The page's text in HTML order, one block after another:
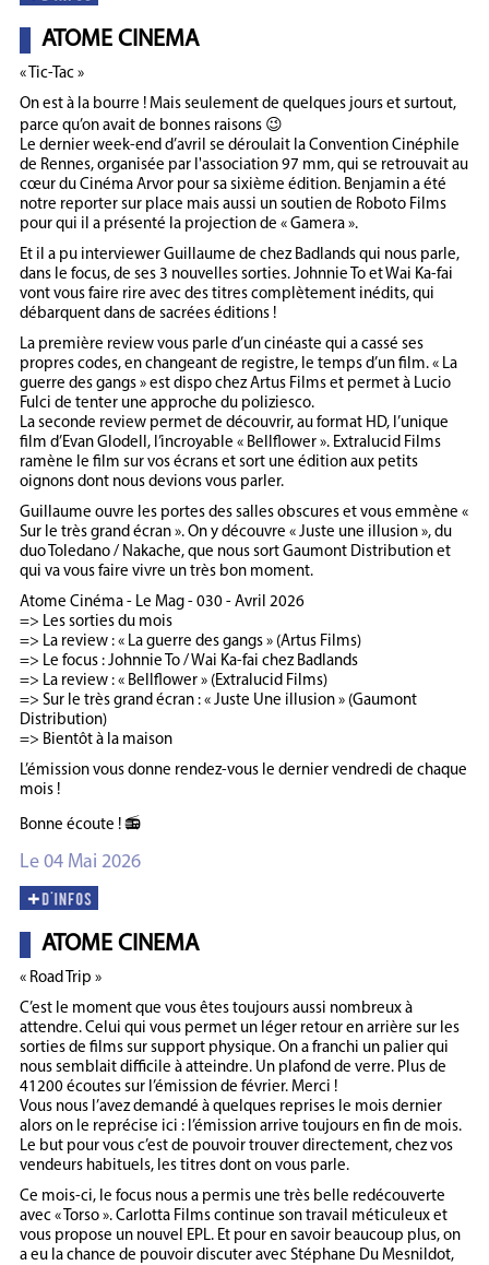
ATOME CINEMA
« Tic-Tac »
On est à la bourre ! Mais seulement de quelques jours et surtout,
parce qu’on avait de bonnes raisons 😉
Le dernier week-end d’avril se déroulait la Convention Cinéphile
de Rennes, organisée par l'association 97 mm, qui se retrouvait au
cœur du Cinéma Arvor pour sa sixième édition. Benjamin a été
notre reporter sur place mais aussi un soutien de Roboto Films
pour qui il a présenté la projection de « Gamera ».
Et il a pu interviewer Guillaume de chez Badlands qui nous parle,
dans le focus, de ses 3 nouvelles sorties. Johnnie To et Wai Ka-fai
vont vous faire rire avec des titres complètement inédits, qui
débarquent dans de sacrées éditions !
La première review vous parle d’un cinéaste qui a cassé ses
propres codes, en changeant de registre, le temps d’un film. « La
guerre des gangs » est dispo chez Artus Films et permet à Lucio
Fulci de tenter une approche du poliziesco.
La seconde review permet de découvrir, au format HD, l’unique
film d’Evan Glodell, l’incroyable « Bellflower ». Extralucid Films
ramène le film sur vos écrans et sort une édition aux petits
oignons dont nous devions vous parler.
Guillaume ouvre les portes des salles obscures et vous emmène «
Sur le très grand écran ». On y découvre « Juste une illusion », du
duo Toledano / Nakache, que nous sort Gaumont Distribution et
qui va vous faire vivre un très bon moment.
Atome Cinéma - Le Mag - 030 - Avril 2026
=> Les sorties du mois
=> La review : « La guerre des gangs » (Artus Films)
=> Le focus : Johnnie To / Wai Ka-fai chez Badlands
=> La review : « Bellflower » (Extralucid Films)
=> Sur le très grand écran : « Juste Une illusion » (Gaumont
Distribution)
=> Bientôt à la maison
L’émission vous donne rendez-vous le dernier vendredi de chaque
mois !
Bonne écoute ! 📻
Le 04 Mai 2026
ATOME CINEMA
« Road Trip »
C’est le moment que vous êtes toujours aussi nombreux à
attendre. Celui qui vous permet un léger retour en arrière sur les
sorties de films sur support physique. On a franchi un palier qui
nous semblait difficile à atteindre. Un plafond de verre. Plus de
41200 écoutes sur l’émission de février. Merci !
Vous nous l’avez demandé à quelques reprises le mois dernier
alors on le reprécise ici : l’émission arrive toujours en fin de mois.
Le but pour vous c’est de pouvoir trouver directement, chez vos
vendeurs habituels, les titres dont on vous parle.
Ce mois-ci, le focus nous a permis une très belle redécouverte
avec « Torso ». Carlotta Films continue son travail méticuleux et
vous propose un nouvel EPL. Et pour en savoir beaucoup plus, on
a eu la chance de pouvoir discuter avec Stéphane Du Mesnildot,